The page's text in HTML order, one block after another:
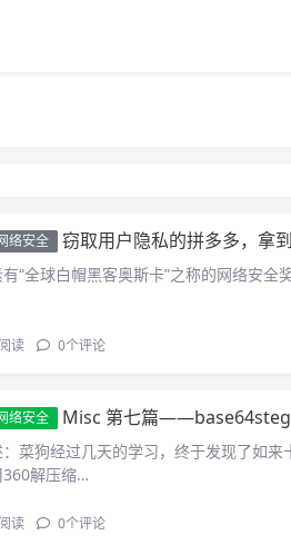
络安全 窃取用户隐私的拼多多，拿
“全球白帽黑客奥斯卡”之称的网络安
读 0个评论
络安全 Misc 第七篇
菜狗经过几天的学习，终于发现了如
360解压缩…
读 0个评论